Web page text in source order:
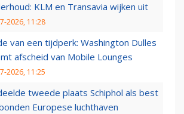
KLM en Transavia wijken uit
2026, 11:28
van een tijdperk: Washington Dulles
afscheid van Mobile Lounges
2026, 11:25
tweede plaats Schiphol als best
Europese luchthaven